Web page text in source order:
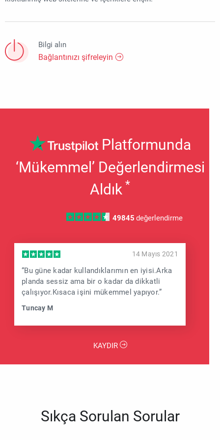
Bilgi alın
Bağlantınızı şifreleyin
Platformunda
‘Mükemmel’ Değerlendirmesi
Aldık *
49845 değerlendirme
14 Mayıs 2021
“Bu güne kadar kullandıklarımın en iyisi.Arka
planda sessiz ama bir o kadar da dikkatli
çalışıyor.Kısaca işini mükemmel yapıyor.”
Tuncay M
KAYDIR
Sıkça Sorulan Sorular